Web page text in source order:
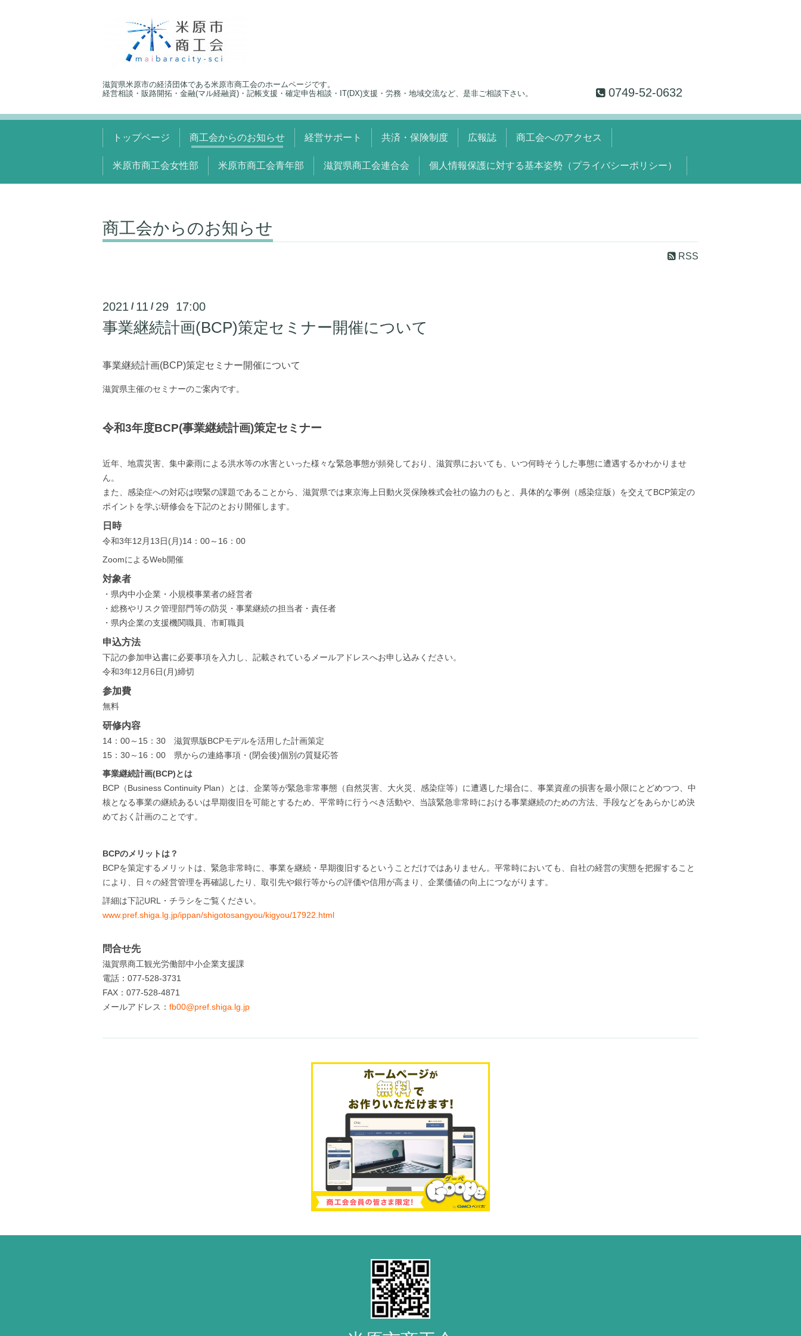
滋賀県米原市の経済団体である米原市商工会のホームページです。
経営相談・販路開拓・金融(マル経融資)・記帳支援・確定申告相談・IT(DX)支援・労務・地域交流など、是非ご相談下さい。
0749-52-0632
トップページ 商工会からのお知らせ 経営サポート 共済・保険制度 広報誌 商工会へのアクセス
米原市商工会女性部 米原市商工会青年部 滋賀県商工会連合会 個人情報保護に対する基本姿勢（プライバシーポリシー）
商工会からのお知らせ
RSS
2021 / 11 / 29 17:00
事業継続計画(BCP)策定セミナー開催について
事業継続計画(BCP)策定セミナー開催について
滋賀県主催のセミナーのご案内です。
令和3年度BCP(事業継続計画)策定セミナー
近年、地震災害、集中豪雨による洪水等の水害といった様々な緊急事態が頻発しており、滋賀県においても、いつ何時そうした事態に遭遇するかわかりませ
ん。
また、感染症への対応は喫緊の課題であることから、滋賀県では東京海上日動火災保険株式会社の協力のもと、具体的な事例（感染症版）を交えてBCP策定の
ポイントを学ぶ研修会を下記のとおり開催します。
日時
令和3年12月13日(月)14：00～16：00
ZoomによるWeb開催
対象者
・県内中小企業・小規模事業者の経営者
・総務やリスク管理部門等の防災・事業継続の担当者・責任者
・県内企業の支援機関職員、市町職員
申込方法
下記の参加申込書に必要事項を入力し、記載されているメールアドレスへお申し込みください。
令和3年12月6日(月)締切
参加費
無料
研修内容
14：00～15：30 滋賀県版BCPモデルを活用した計画策定
15：30～16：00 県からの連絡事項・(閉会後)個別の質疑応答
事業継続計画(BCP)とは
BCP（Business Continuity Plan）とは、企業等が緊急非常事態（自然災害、大火災、感染症等）に遭遇した場合に、事業資産の損害を最小限にとどめつつ、中
核となる事業の継続あるいは早期復旧を可能とするため、平常時に行うべき活動や、当該緊急非常時における事業継続のための方法、手段などをあらかじめ決
めておく計画のことです。
BCPのメリットは？
BCPを策定するメリットは、緊急非常時に、事業を継続・早期復旧するということだけではありません。平常時においても、自社の経営の実態を把握すること
により、日々の経営管理を再確認したり、取引先や銀行等からの評価や信用が高まり、企業価値の向上につながります。
詳細は下記URL・チラシをご覧ください。
www.pref.shiga.lg.jp/ippan/shigotosangyou/kigyou/17922.html
問合せ先
滋賀県商工観光労働部中小企業支援課
電話：077-528-3731
FAX：077-528-4871
メールアドレス： fb00@pref.shiga.lg.jp